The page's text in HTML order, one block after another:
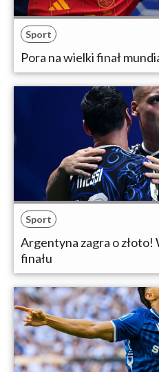
Sport
Pora na wielki finał
Sport
Argentyna zagra o
finału